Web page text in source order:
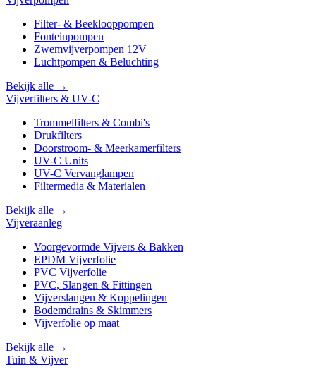
Filter- & Beeklooppompen
Fonteinpompen
Zwemvijverpompen 12V
Luchtpompen & Beluchting
Bekijk alle →
Vijverfilters & UV-C
Trommelfilters & Combi's
Drukfilters
Doorstroom- & Meerkamerfilters
UV-C Units
UV-C Vervanglampen
Filtermedia & Materialen
Bekijk alle →
Vijveraanleg
Voorgevormde Vijvers & Bakken
EPDM Vijverfolie
PVC Vijverfolie
PVC, Slangen & Fittingen
Vijverslangen & Koppelingen
Bodemdrains & Skimmers
Vijverfolie op maat
Bekijk alle →
Tuin & Vijver